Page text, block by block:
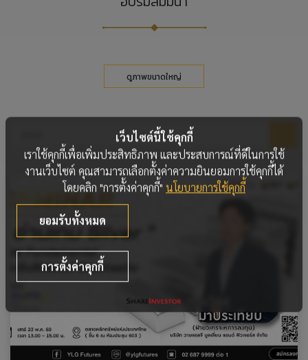
ดูภาพขนาดใหญ่
เว็บไซต์นี้ใช้คุกกี้
เราใช้คุกกี้เพื่อเพิ่มประสิทธิภาพ และประสบการณ์ที่ดีในการใช้
งานเว็บไซต์ คุณสามารถเลือกตั้งค่าความยินยอมการใช้คุกกี้ได้
โดยคลิก "การตั้งค่าคุกกี้" นโยบายการใช้คุกกี้
ยอมรับทั้งหมด
การตั้งค่าคุกกี้